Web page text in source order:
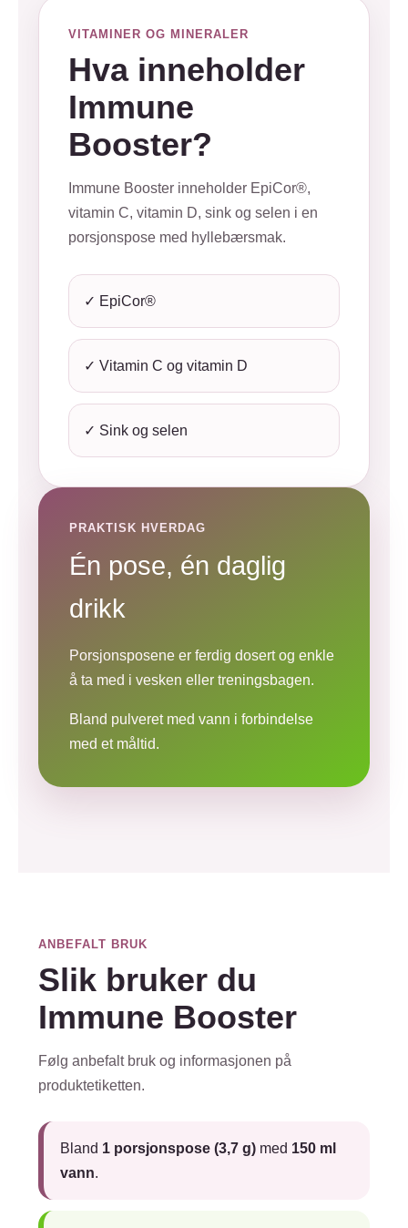
VITAMINER OG MINERALER
Hva inneholder
Immune
Booster?
Immune Booster inneholder EpiCor®,
vitamin C, vitamin D, sink og selen i en
porsjonspose med hyllebærsmak.
✓ EpiCor®
✓ Vitamin C og vitamin D
✓ Sink og selen
PRAKTISK HVERDAG
Én pose, én daglig
drikk
Porsjonsposene er ferdig dosert og enkle
å ta med i vesken eller treningsbagen.
Bland pulveret med vann i forbindelse
med et måltid.
ANBEFALT BRUK
Slik bruker du
Immune Booster
Følg anbefalt bruk og informasjonen på
produktetiketten.
Bland 1 porsjonspose (3,7 g) med 150 ml
vann.